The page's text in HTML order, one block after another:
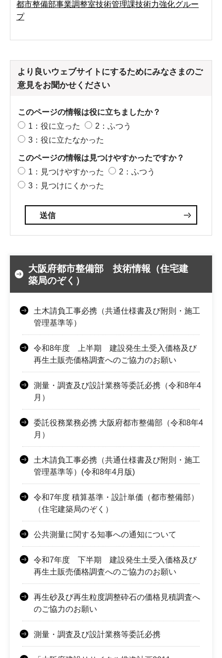
都市整備部事業調整室技術管理課技術力強化グルー
プ
より良いウェブサイトにするためにみなさまのご
意見をお聞かせください
このページの情報は役に立ちましたか？
1：役に立った
2：ふつう
3：役に立たなかった
このページの情報は見つけやすかったですか？
1：見つけやすかった
2：ふつう
3：見つけにくかった
大阪府都市整備部 技術情報（住宅建
築局のぞく）
土木請負工事必携（共通仕様書及び附則・施工
管理基準等）
令和8年度 上半期 建設発生土受入価格及び
再生土販売価格調査へのご協力のお願い
測量・調査及び設計業務等委託必携（令和8年4
月）
委託役務業務必携 大阪府都市整備部（令和8年4
月）
土木請負工事必携（共通仕様書及び附則・施工
管理基準等）(令和8年4月版)
令和7年度 積算基準・設計単価（都市整備部）
（住宅建築局のぞく）
公共測量に関する知事への通知について
令和7年度 下半期 建設発生土受入価格及び
再生土販売価格調査へのご協力のお願い
再生砂及び再生粒度調整砕石の価格見積調査へ
のご協力のお願い
測量・調査及び設計業務等委託必携